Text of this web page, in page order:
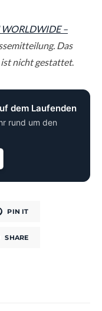
WORLDWIDE –
Das
nicht gestattet.
dem Laufenden
rund um den
PIN IT
SHARE